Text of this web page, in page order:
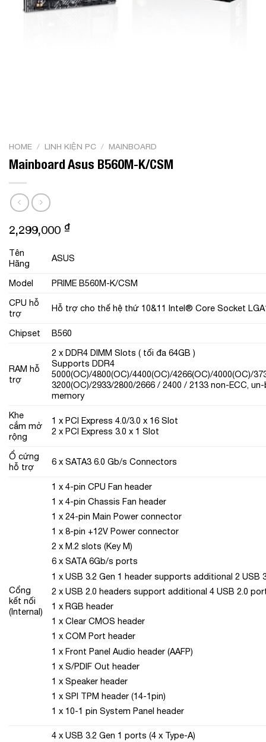
HOME / LINH KIỆN PC / MAINBOARD
Mainboard Asus B560M-K/CSM
2,299,000 ₫
Tên
Hãng
ASUS
Model
PRIME B560M-K/CSM
CPU hỗ
trợ
Hỗ trợ cho thế hệ thứ 10&11 Intel® Core Socket
Chipset B560
RAM hỗ
trợ
2 x DDR4 DIMM Slots ( tối đa 64GB )
Supports DDR4
5000(OC)/4800(OC)/4400(OC)/4266(OC)/4000(OC)/
3200(OC)/2933/2800/2666 / 2400 / 2133 non-ECC,
memory
Khe
cắm mở
rộng
1 x PCI Express 4.0/3.0 x 16 Slot
2 x PCI Express 3.0 x 1 Slot
Ổ cứng
hỗ trợ
6 x SATA3 6.0 Gb/s Connectors
Cổng
kết nối
(Internal)
1 x 4-pin CPU Fan header
1 x 4-pin Chassis Fan header
1 x 24-pin Main Power connector
1 x 8-pin +12V Power connector
2 x M.2 slots (Key M)
6 x SATA 6Gb/s ports
1 x USB 3.2 Gen 1 header supports additional 2 USB
2 x USB 2.0 headers support additional 4 USB 2.0
1 x RGB header
1 x Clear CMOS header
1 x COM Port header
1 x Front Panel Audio header (AAFP)
1 x S/PDIF Out header
1 x Speaker header
1 x SPI TPM header (14-1pin)
1 x 10-1 pin System Panel header
4 x USB 3.2 Gen 1 ports (4 x Type-A)